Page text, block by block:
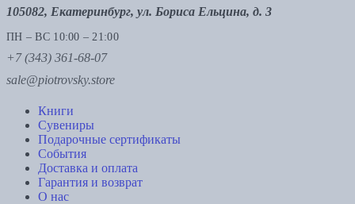
105082, Екатеринбург, ул. Бориса Ельцина, д. 3
ПН – ВС 10:00 – 21:00
+7 (343) 361-68-07
sale@piotrovsky.store
Книги
Сувениры
Подарочные сертификаты
События
Доставка и оплата
Гарантия и возврат
О нас